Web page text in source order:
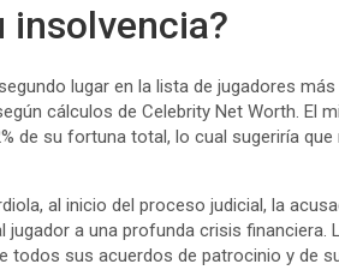
insolvencia?
lugar en la lista de jugadores
cálculos de Celebrity Net Worth. El
de su fortuna total, lo cual sugeriría
al inicio del proceso judicial, la
a una profunda crisis financiera.
sus acuerdos de patrocinio y de